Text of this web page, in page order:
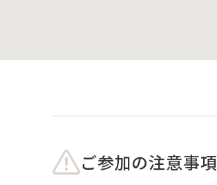
ご参加の注意事項